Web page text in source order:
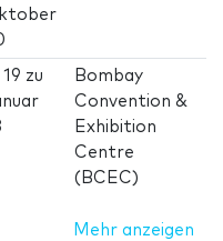
19 zu
Bombay
Convention &
Exhibition
Centre
(BCEC)
Mehr anzeigen